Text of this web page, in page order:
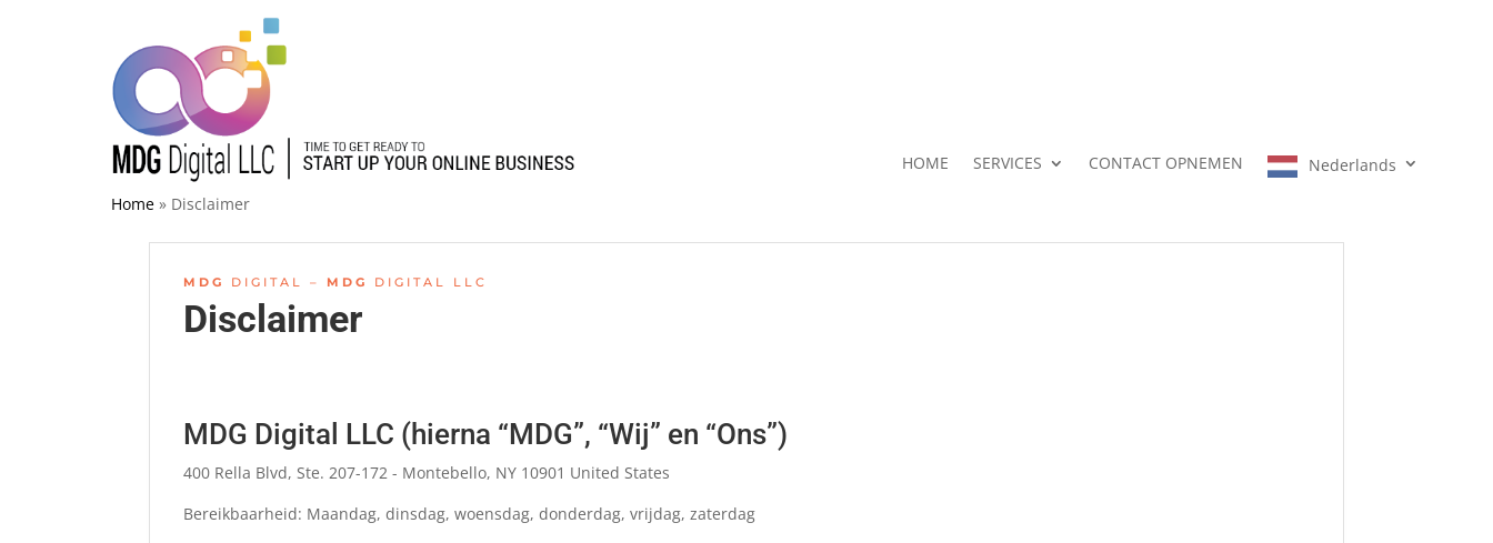
Home » Disclaimer
HOME SERVICES CONTACT OPNEMEN Nederlands
MDG DIGITAL – MDG DIGITAL LLC
Disclaimer
MDG Digital LLC (hierna “MDG”, “Wij” en “Ons”)
400 Rella Blvd, Ste. 207-172 - Montebello, NY 10901 United States
Bereikbaarheid: Maandag, dinsdag, woensdag, donderdag, vrijdag, zaterdag